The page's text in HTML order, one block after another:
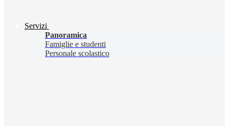
Servizi
Panoramica
Famiglie e studenti
Personale scolastico